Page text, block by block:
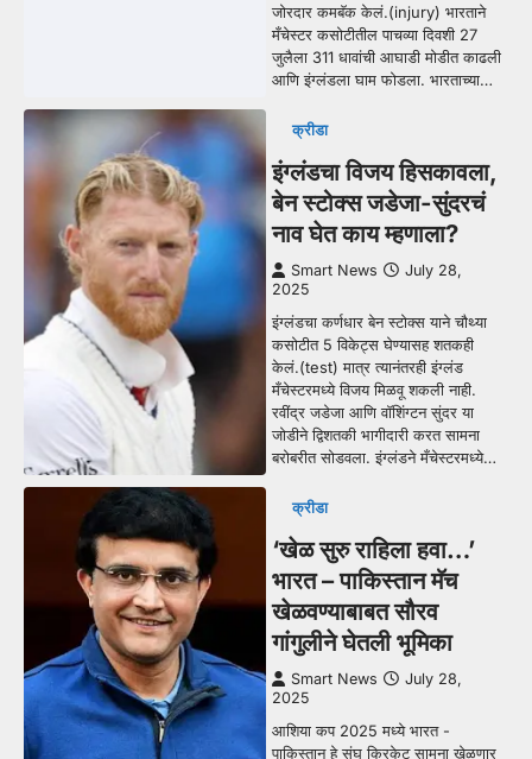
जोरदार कमबॅक केलं.(injury) भारताने
मँचेस्टर कसोटीतील पाचव्या दिवशी 27
जुलैला 311 धावांची आघाडी मोडीत काढली
आणि इंग्लंडला घाम फोडला. भारताच्या…
क्रीडा
इंग्लंडचा विजय हिसकावला,
बेन स्टोक्स जडेजा-सुंदरचं
नाव घेत काय म्हणाला?
Smart News
July 28,
2025
इंग्लंडचा कर्णधार बेन स्टोक्स याने चौथ्या
कसोटीत 5 विकेट्स घेण्यासह शतकही
केलं.(test) मात्र त्यानंतरही इंग्लंड
मँचेस्टरमध्ये विजय मिळवू शकली नाही.
रवींद्र जडेजा आणि वॉशिंग्टन सुंदर या
जोडीने द्विशतकी भागीदारी करत सामना
बरोबरीत सोडवला. इंग्लंडने मँचेस्टरमध्ये…
क्रीडा
‘खेळ सुरु राहिला हवा…’
भारत – पाकिस्तान मॅच
खेळवण्याबाबत सौरव
गांगुलीने घेतली भूमिका
Smart News
July 28,
2025
आशिया कप 2025 मध्ये भारत -
पाकिस्तान हे संघ क्रिकेट सामना खेळणार